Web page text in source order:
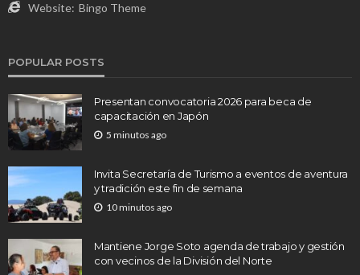
Website: Bingo Theme
POPULAR POSTS
Presentan convocatoria 2026 para beca de
capacitación en Japón
5 minutos ago
Invita Secretaría de Turismo a eventos de aventura
y tradición este fin de semana
10 minutos ago
Mantiene Jorge Soto agenda de trabajo y gestión
con vecinos de la División del Norte